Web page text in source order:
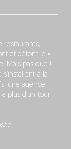
restaurants,
et défont le «
Mais pas que !
à la
une agence
plus d’un tour